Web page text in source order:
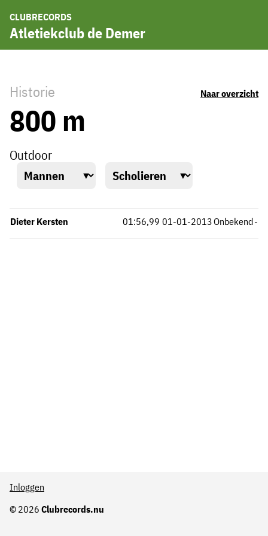
CLUBRECORDS
Atletiekclub de Demer
Historie Naar overzicht
800 m
Outdoor
Dieter Kersten Onbekend
01:56,99 -
01-01-2013
© 2026 Clubrecords.nu
Inloggen